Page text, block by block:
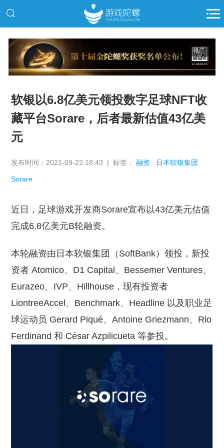
推广
软银以6.8亿美元领投数字足球NFT收
藏平台Sorare，后者最新估值43亿美
元
发布时间：2021-09-22 18:43 | 标签：融资 日本软银集团
Sorare
近日，足球游戏开发商Sorare宣布以43亿美元估值
完成6.8亿美元B轮融资。
本轮融资由日本软银集团（SoftBank）领投，新投
资者 Atomico、D1 Capital、Bessemer Ventures、
Eurazeo、IVP、Hillhouse，现有投资者
LiontreeAccel、Benchmark、Headline 以及职业足
球运动员 Gerard Piqué、Antoine Griezmann、Rio
Ferdinand 和 César Azpilicueta 等参投。